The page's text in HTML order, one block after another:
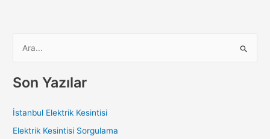
rSon Yazılar
İstanbul Elektrik Kesintisi
Elektrik Kesintisi Sorgulama